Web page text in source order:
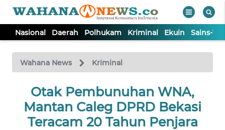
Nasional Daerah Polhukam Kriminal Ekuin Sains-
Wahana News Kriminal
Otak Pembunuhan WNA,
Mantan Caleg DPRD Bekasi
Teracam 20 Tahun Penjara
TV
Tutup
NASIONAL
DAERAH